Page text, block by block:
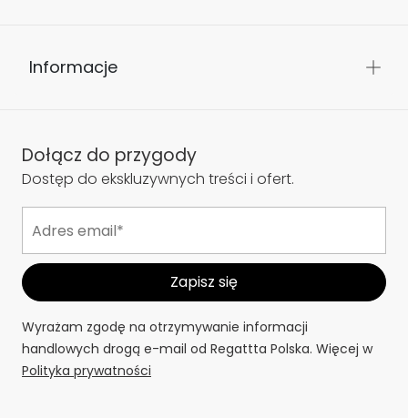
Informacje
Dołącz do przygody
Dostęp do ekskluzywnych treści i ofert.
Wyrażam zgodę na otrzymywanie informacji
handlowych drogą e-mail od Regattta Polska. Więcej w
Polityka prywatności